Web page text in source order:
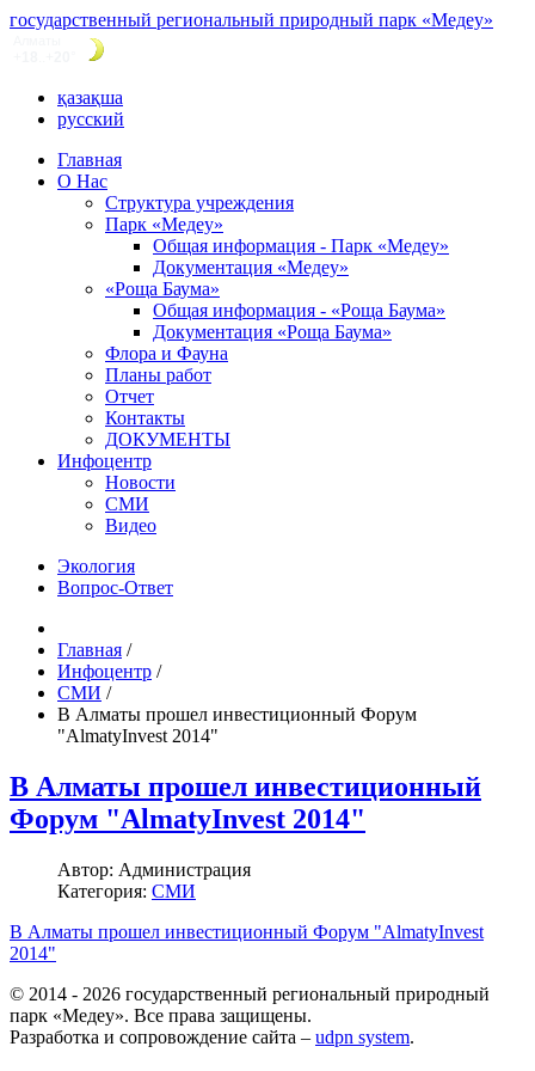
государственный региональный природный парк «Медеу»
қазақша
русский
Главная
О Нас
Структура учреждения
Парк «Медеу»
Общая информация - Парк «Медеу»
Документация «Медеу»
«Роща Баума»
Общая информация - «Роща Баума»
Документация «Роща Баума»
Флора и Фауна
Планы работ
Отчет
Контакты
ДОКУМЕНТЫ
Инфоцентр
Новости
СМИ
Видео
Экология
Вопрос-Ответ
Главная /
Инфоцентр /
СМИ /
В Алматы прошел инвестиционный Форум
"AlmatyInvest 2014"
В Алматы прошел инвестиционный
Форум "AlmatyInvest 2014"
Автор: Администрация
Категория: СМИ
В Алматы прошел инвестиционный Форум "AlmatyInvest
2014"
© 2014 - 2026 государственный региональный природный
парк «Медеу». Все права защищены.
Разработка и сопровождение сайта – udpn system.